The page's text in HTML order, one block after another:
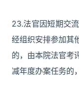
23.法官因短期交
经组织安排参加其
的，由本院法官考
减年度办案任务的